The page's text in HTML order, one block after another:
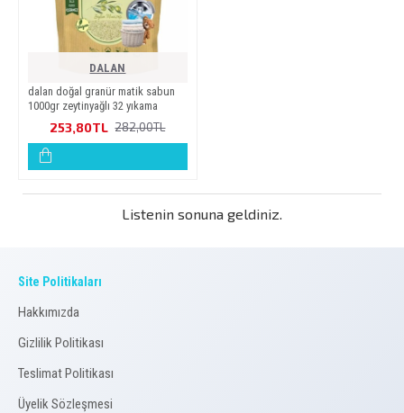
DALAN
dalan doğal granür mati̇k sabun
1000gr zeyti̇nyağli 32 yikama
253,80TL 282,00TL
Listenin sonuna geldiniz.
Site Politikaları
Hakkımızda
Gizlilik Politikası
Teslimat Politikası
Üyelik Sözleşmesi